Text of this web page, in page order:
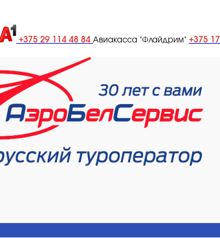
+375 29 114 48 84 Авиакасса "Флайдрим" +375